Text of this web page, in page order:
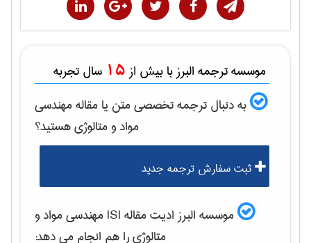
موسسه ترجمه البرز با بیش از 15 سال تجربه
به دنبال ترجمه تخصصی متن یا مقالهمهندسی
مواد و متالوژیهستید؟
ثبت سفارش ترجمه جدید
موسسه البرز ادیت مقاله ISI
مهندسی مواد و
متالوژیرا هم انجام می دهد: